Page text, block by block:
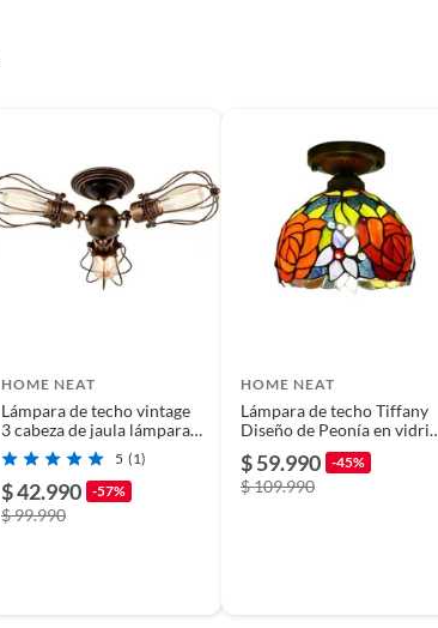
Bombillas E27
Plafón
HOME NEAT
Lámpara de techo vintage
3 cabeza de jaula lámpara
colgante óxido
5 (1)
$ 42.990 -57%
$ 99.990
HOME NEAT
Lámpara de techo Tiffany
Diseño de Peonía en vidrio
$ 59.990 -45%
$ 109.990